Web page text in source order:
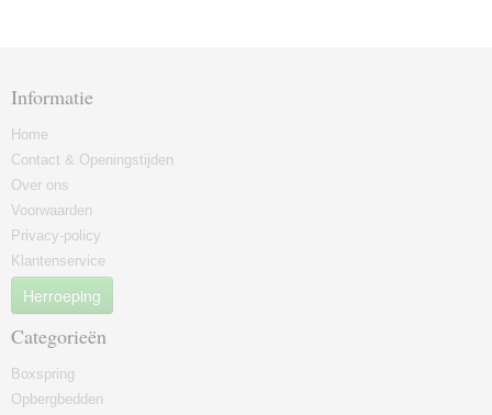
Informatie
Home
Contact & Openingstijden
Over ons
Voorwaarden
Privacy-policy
Klantenservice
Herroeping
Categorieën
Boxspring
Opbergbedden